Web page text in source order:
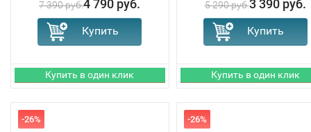
7 390 руб.4 790 руб. 5 290 руб.3 390 руб.
-26% -26%